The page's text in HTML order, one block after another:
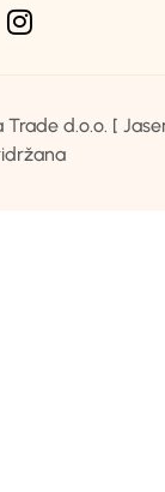
Trade d.o.o. [